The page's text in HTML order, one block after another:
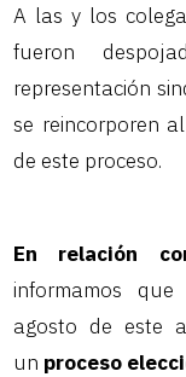
A las y los
fueron
representación
se reincorporen
de este proceso.
En relación
informamos
agosto de este
un proceso